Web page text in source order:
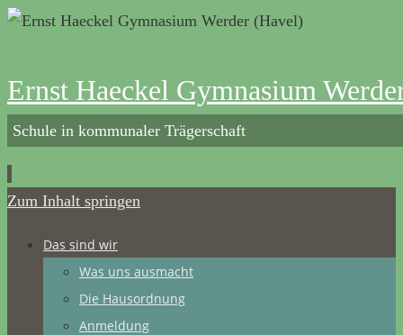
Ernst Haeckel Gymnasium
Schule in kommunaler Trägerschaft
Zum Inhalt springen
Das sind wir
Was uns ausmacht
Die Hausordnung
Anmeldung